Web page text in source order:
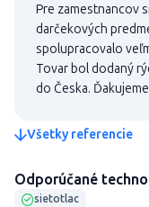
Pre zamestnancov
darčekových
spolupracovalo
Tovar bol dodaný
do Česka.
Všetky referencie
Odporúčané
sietotlac